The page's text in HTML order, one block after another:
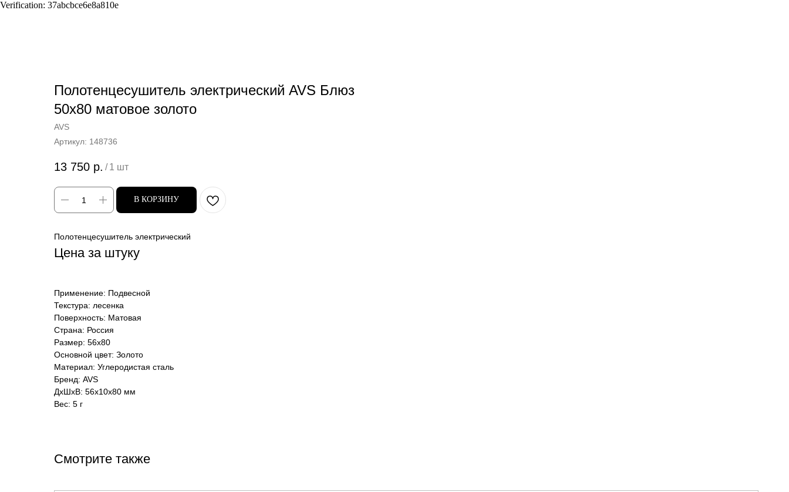
Verification: 37abcbce6e8a810e
Полотенцесушитель электрический AVS Блюз
50x80 матовое золото
AVS
Артикул: 148736
13 750 р. / 1 шт
В КОРЗИНУ
Полотенцесушитель электрический
Цена за штуку
Применение: Подвесной
Текстура: лесенка
Поверхность: Матовая
Страна: Россия
Размер: 56x80
Основной цвет: Золото
Материал: Углеродистая сталь
Бренд: AVS
ДxШxВ: 56x10x80 мм
Вес: 5 г
Смотрите также